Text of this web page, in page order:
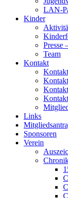
LAN-
Kinder
Presse
Team
Kontakt
Links
Sponsoren
Verein